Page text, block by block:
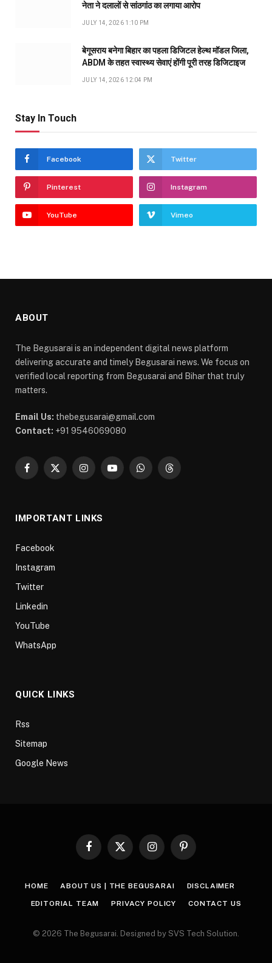
नेता ने दलालों से सांठगांठ का लगाया आरोप
JULY 14, 2026 1:10 PM
बेगूसराय बनेगा बिहार का पहला डिजिटल हेल्थ मॉडल जिला,
ABDM के तहत स्वास्थ्य सेवाएं होंगी पूरी तरह डिजिटाइज
JULY 14, 2026 12:04 PM
Stay In Touch
Facebook Twitter
Pinterest Instagram
YouTube Vimeo
ABOUT
The Begusarai is an independent digital news platform
delivering accurate and timely Begusarai news. We focus on
verified local reporting from Begusarai and Bihar that truly
matters.
Email Us: thebegusarai@gmail.com
Contact: +91 9546069080
Facebook
X
InstagramYouTubeWhatsAppThreads
IMPORTANT LINKS
Facebook
Instagram
Twitter
Linkedin
YouTube
WhatsApp
QUICK LINKS
Rss
Sitemap
Google News
Facebook
X
InstagramPinterest
HOME ABOUT US | THE BEGUSARAI DISCLAIMER
EDITORIAL TEAM PRIVACY POLICY CONTACT US
© 2026 The Begusarai. Designed by SVS Tech Solution.